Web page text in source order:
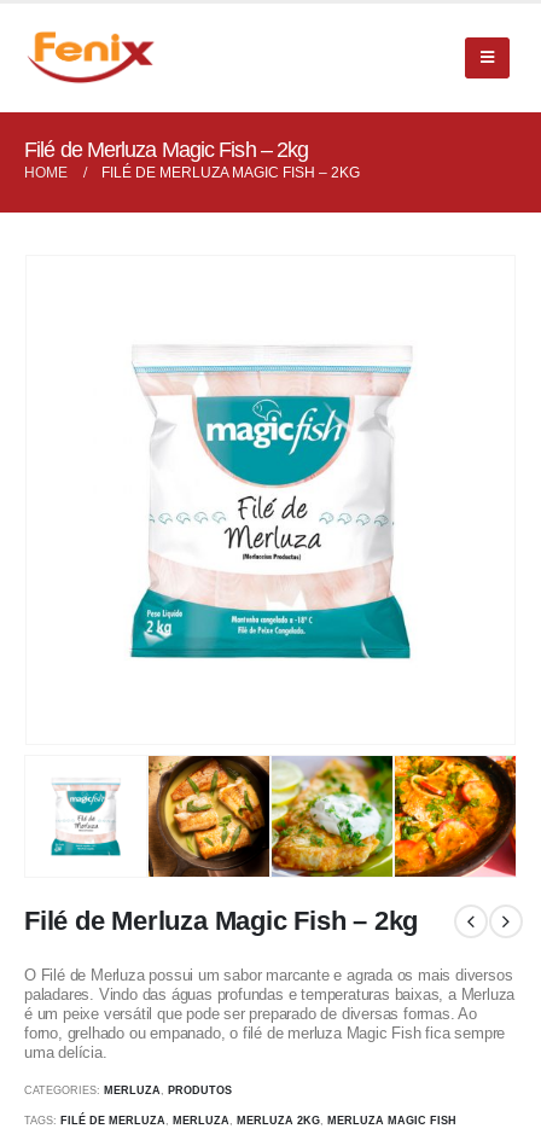
Filé de Merluza Magic Fish – 2kg
HOME FILÉ DE MERLUZA MAGIC FISH – 2KG
Filé de Merluza Magic Fish – 2kg
O Filé de Merluza possui um sabor marcante e agrada os mais diversos
paladares. Vindo das águas profundas e temperaturas baixas, a Merluza
é um peixe versátil que pode ser preparado de diversas formas. Ao
forno, grelhado ou empanado, o filé de merluza Magic Fish fica sempre
uma delícia.
CATEGORIES: MERLUZA, PRODUTOS
TAGS: FILÉ DE MERLUZA, MERLUZA, MERLUZA 2KG, MERLUZA MAGIC FISH